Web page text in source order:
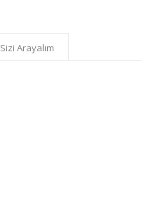
Sizi Arayalım